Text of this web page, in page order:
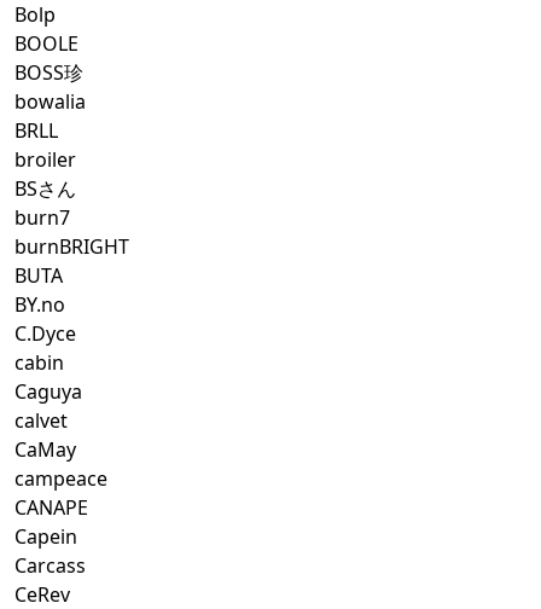
Bolp
BOOLE
BOSS珍
bowalia
BRLL
broiler
BSさん
burn7
burnBRIGHT
BUTA
BY.no
C.Dyce
cabin
Caguya
calvet
CaMay
campeace
CANAPE
Capein
Carcass
CeRev